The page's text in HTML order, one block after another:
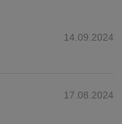
14.09.2024
17.08.2024